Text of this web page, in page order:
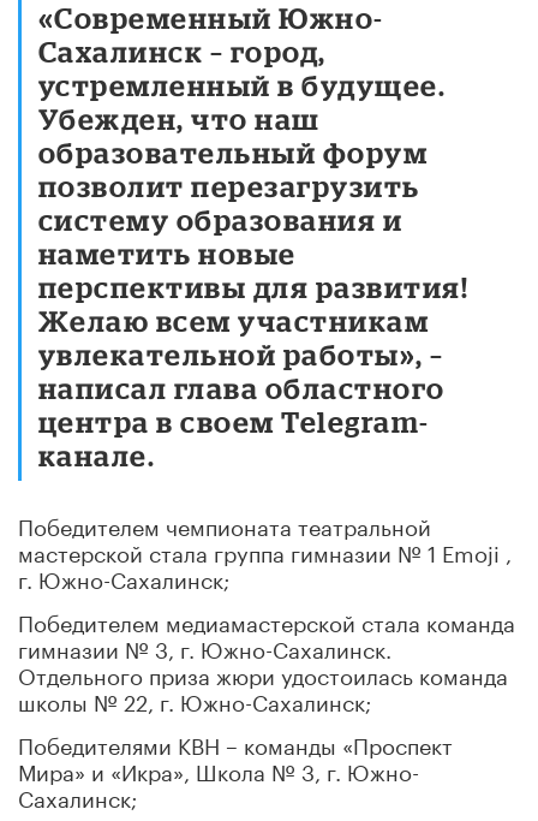
«Современный Южно-
Сахалинск – город,
устремленный в будущее.
Убежден, что наш
образовательный форум
позволит перезагрузить
систему образования и
наметить новые
перспективы для развития!
Желаю всем участникам
увлекательной работы», –
написал глава областного
центра в своем Telegram-
канале.
Победителем чемпионата театральной
мастерской стала группа гимназии № 1 Emoji ,
г. Южно-Сахалинск;
Победителем медиамастерской стала команда
гимназии № 3, г. Южно-Сахалинск.
Отдельного приза жюри удостоилась команда
школы № 22, г. Южно-Сахалинск;
Победителями КВН – команды «Проспект
Мира» и «Икра», Школа № 3, г. Южно-
Сахалинск;